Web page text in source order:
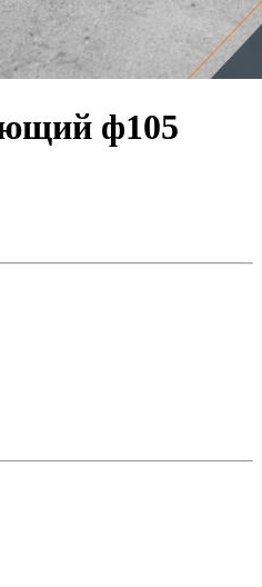
ф105